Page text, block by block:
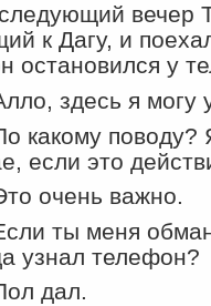
вечер
к Дагу, и
остановился у
здесь я могу
какому поводу?
если это
очень важно.
ты меня
узнал телефон?
дал.